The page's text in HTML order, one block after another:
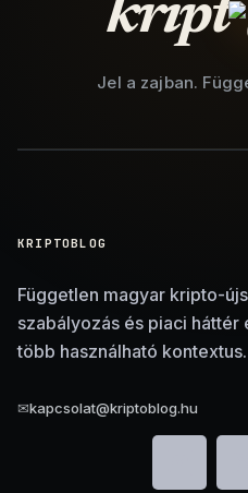
kript
Jel a zajban.
KRIPTOBLOG
Független magyar kripto-
szabályozás és piaci
több használható kontextus.
✉kapcsolat@kriptoblog.hu